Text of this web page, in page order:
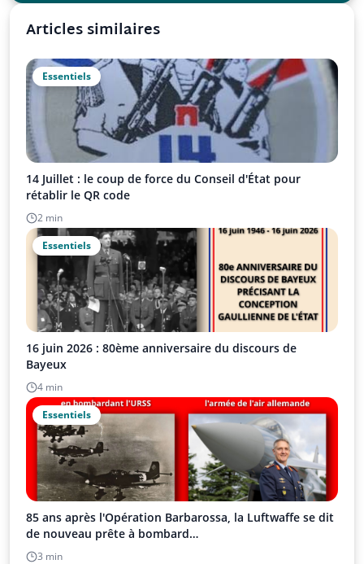
Articles similaires
Essentiels
14 Juillet : le coup de force du Conseil d'État pour
rétablir le QR code
2 min
Essentiels
16 juin 2026 : 80ème anniversaire du discours de
Bayeux
4 min
Essentiels
85 ans après l'Opération Barbarossa, la Luftwaffe se dit
de nouveau prête à bombard…
3 min